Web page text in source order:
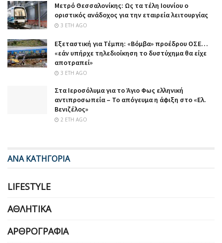
Μετρό Θεσσαλονίκης: Ως τα τέλη Ιουνίου ο
οριστικός ανάδοχος για την εταιρεία λειτουργίας
3 ΈΤΗ AGO
Εξεταστική για Τέμπη: «Βόμβα» προέδρου ΟΣΕ…
«εάν υπήρχε τηλεδιοίκηση το δυστύχημα θα είχε
αποτραπεί»
3 ΈΤΗ AGO
Στα Ιεροσόλυμα για το Άγιο Φως ελληνική
αντιπροσωπεία – Το απόγευμα η άφιξη στο «Ελ.
Βενιζέλος»
2 ΈΤΗ AGO
ΑΝΑ ΚΑΤΗΓΟΡΙΑ
LIFESTYLE
ΑΘΛΗΤΙΚΆ
ΑΡΘΡΟΓΡΑΦΊΑ